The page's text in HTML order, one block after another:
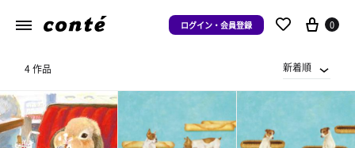
ログイン・会員登録 0
4 作品 新着順